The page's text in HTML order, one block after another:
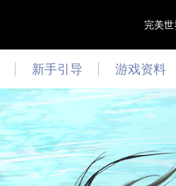
完美
新手引导 游戏资料